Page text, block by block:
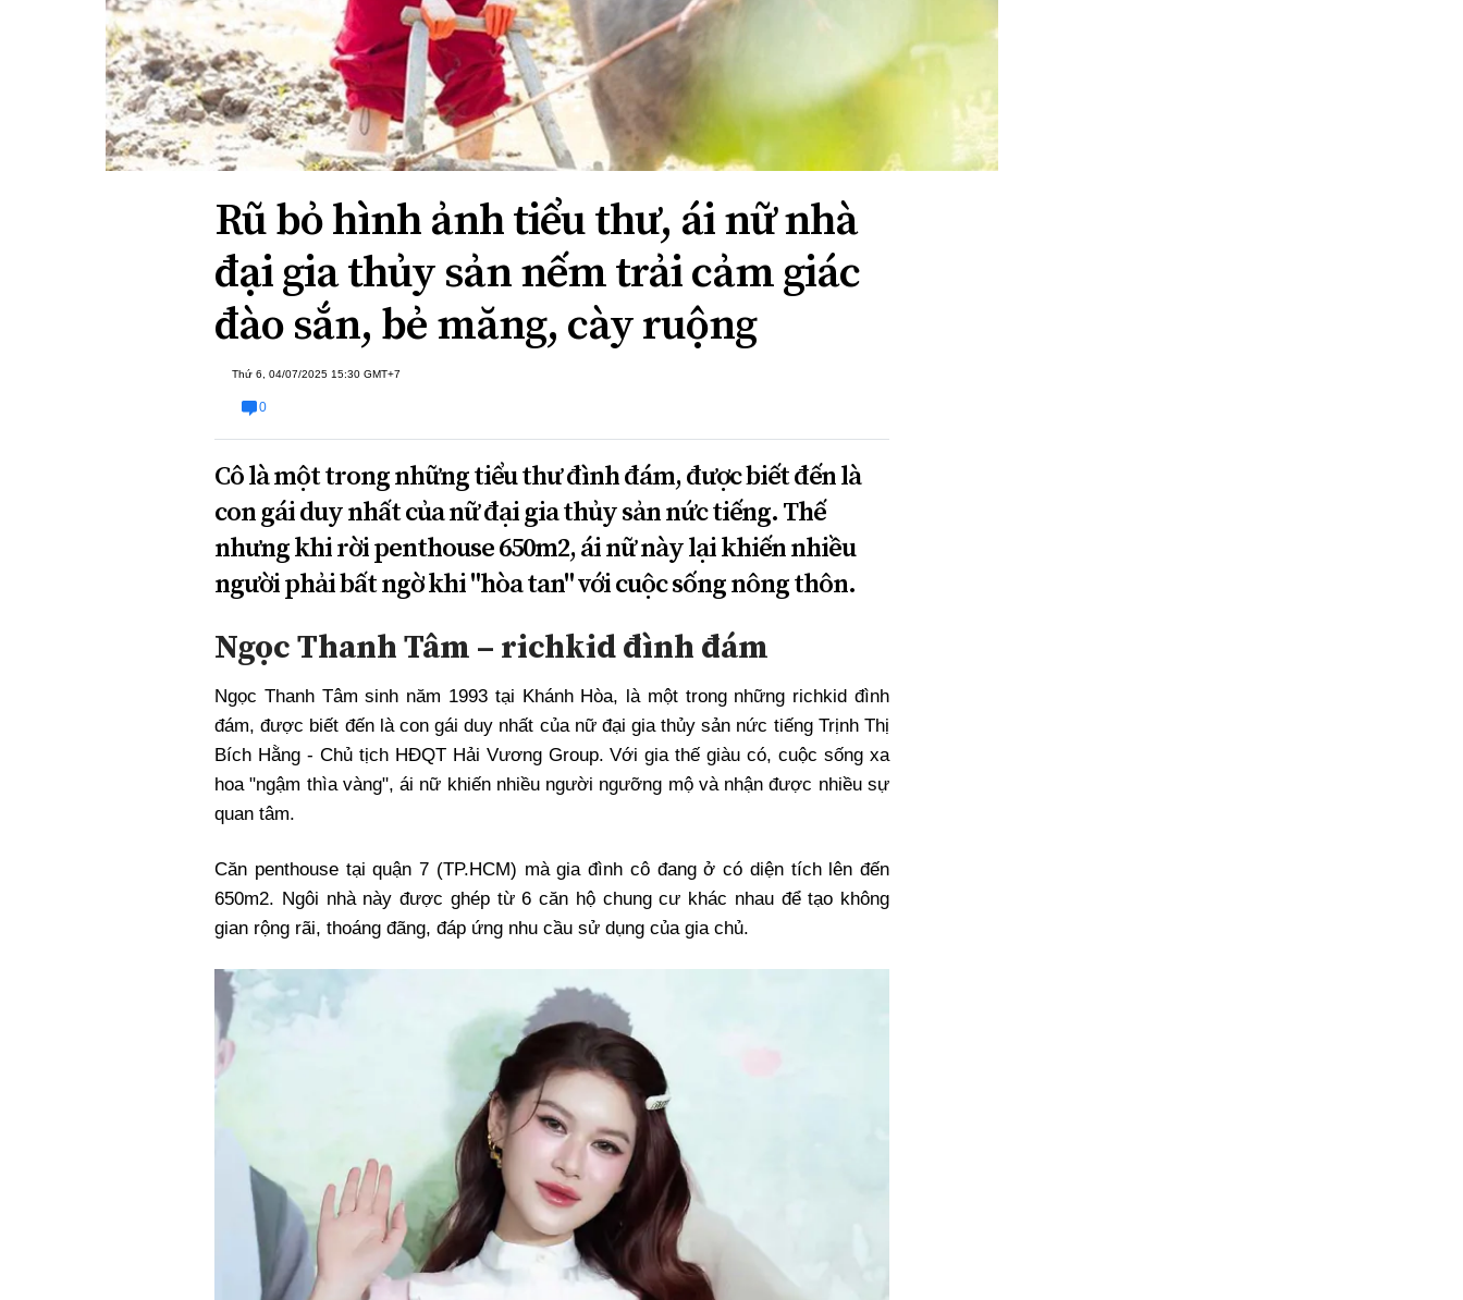
Xi nhan Trái Phải
Bạn đọc viết
Rũ bỏ hình ảnh tiểu thư, ái nữ nhà
đại gia thủy sản nếm trải cảm giác
đào sắn, bẻ măng, cày ruộng
Thứ 6, 04/07/2025 15:30 GMT+7
0
Cô là một trong những tiểu thư đình đám, được biết đến là
con gái duy nhất của nữ đại gia thủy sản nức tiếng. Thế
nhưng khi rời penthouse 650m2, ái nữ này lại khiến nhiều
người phải bất ngờ khi "hòa tan" với cuộc sống nông thôn.
Ngọc Thanh Tâm – richkid đình đám
Ngọc Thanh Tâm sinh năm 1993 tại Khánh Hòa, là một trong những richkid đình
đám, được biết đến là con gái duy nhất của nữ đại gia thủy sản nức tiếng Trịnh Thị
Bích Hằng - Chủ tịch HĐQT Hải Vương Group. Với gia thế giàu có, cuộc sống xa
hoa "ngậm thìa vàng", ái nữ khiến nhiều người ngưỡng mộ và nhận được nhiều sự
quan tâm.
Căn penthouse tại quận 7 (TP.HCM) mà gia đình cô đang ở có diện tích lên đến
650m2. Ngôi nhà này được ghép từ 6 căn hộ chung cư khác nhau để tạo không
gian rộng rãi, thoáng đãng, đáp ứng nhu cầu sử dụng của gia chủ.